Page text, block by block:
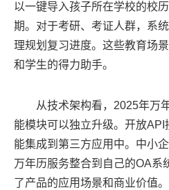
以一键导入孩子所在学校的校
期。对于考研、考证人群，系
理规划复习进度。这些教育场
和学生的得力助手。
从技术架构看，2025年万
能模块可以独立升级。开放
能集成到第三方应用中。中小
万年历服务整合到自己的OA系
了产品的应用场景和商业价值。